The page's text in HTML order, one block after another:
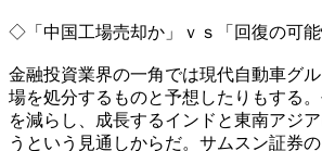
◇「中国工場売却か」ｖｓ「回復の可能
金融投資業界の一角では現代自動車グ
場を処分するものと予想したりもする
を減らし、成長するインドと東南アジ
うという見通しからだ。サムスン証券